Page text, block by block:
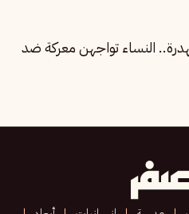
النساء تواجهن معركة ضد